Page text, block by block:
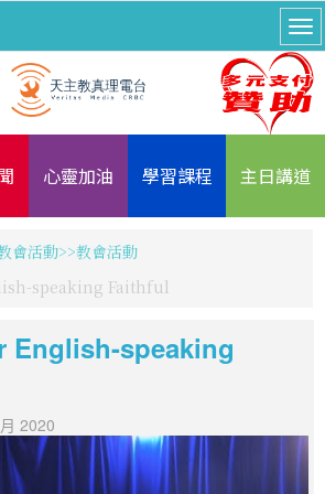
心靈加油 學習課程 主日講道
會活動
教會活動
speaking Faithful
English-speaking
2020